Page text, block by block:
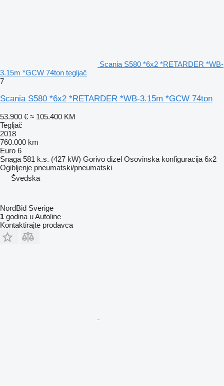
Scania S580 *6x2 *RETARDER *WB-
3.15m *GCW 74ton tegljač
7
Scania S580 *6x2 *RETARDER *WB-3.15m *GCW 74ton
53.900 € ≈ 105.400 KM
Tegljač
2018
760.000 km
Euro 6
Snaga 581 k.s. (427 kW) Gorivo dizel Osovinska konfiguracija 6x2
Ogibljenje pneumatski/pneumatski
Švedska
NordBid Sverige
1 godina u Autoline
Kontaktirajte prodavca